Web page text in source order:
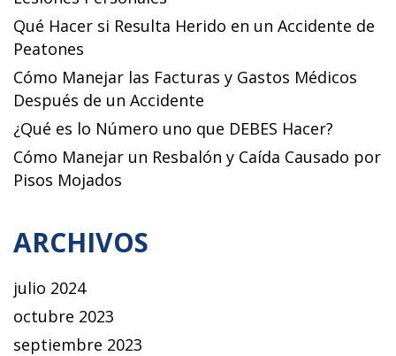
Qué Hacer si Resulta Herido en un Accidente de
Peatones
Cómo Manejar las Facturas y Gastos Médicos
Después de un Accidente
¿Qué es lo Número uno que DEBES Hacer?
Cómo Manejar un Resbalón y Caída Causado por
Pisos Mojados
ARCHIVOS
julio 2024
octubre 2023
septiembre 2023